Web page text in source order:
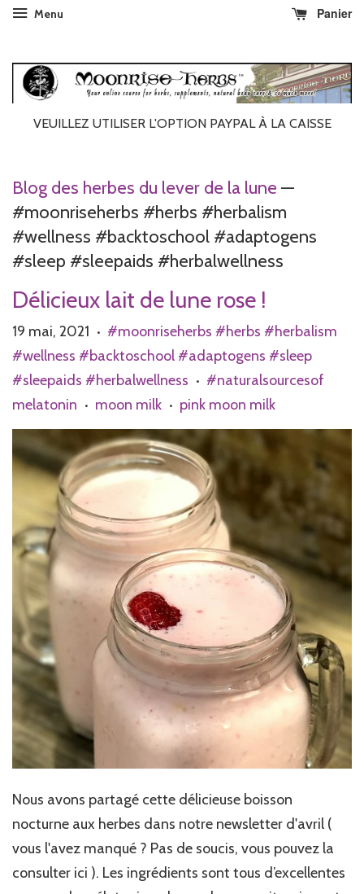
Menu Panier
VEUILLEZ UTILISER L'OPTION PAYPAL À LA CAISSE
Blog des herbes du lever de la lune —
#moonriseherbs #herbs #herbalism
#wellness #backtoschool #adaptogens
#sleep #sleepaids #herbalwellness
Délicieux lait de lune rose !
19 mai, 2021 •
#moonriseherbs #herbs #herbalism
#wellness #backtoschool #adaptogens #sleep
#sleepaids #herbalwellness
•
#naturalsourcesof
melatonin
• moon milk • pink moon milk
Nous avons partagé cette délicieuse boisson
nocturne aux herbes dans notre newsletter d'avril (
vous l'avez manqué ? Pas de soucis, vous pouvez la
consulter ici ). Les ingrédients sont tous d’excellentes